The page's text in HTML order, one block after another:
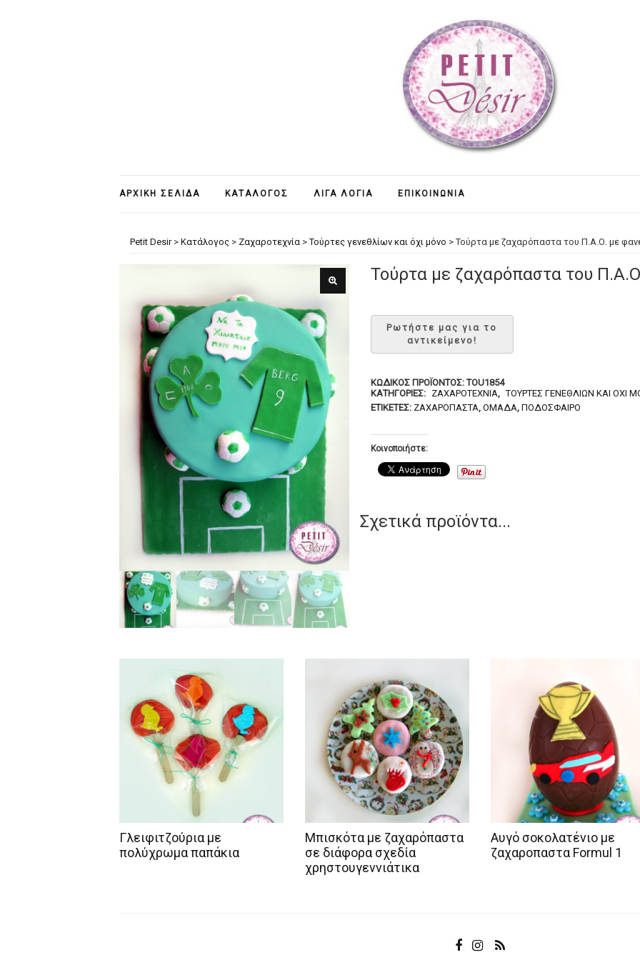
ΑΡΧΙΚΉ ΣΕΛΊΔΑ ΚΑΤΆΛΟΓΟΣ ΛΊΓΑ ΛΌΓΙΑ ΕΠΙΚΟΙΝΩΝΊΑ
Petit Desir> Κατάλογος > Ζαχαροτεχνία >Τούρτες γενεθλίων και όχι μόνο >Τούρτα με ζαχαρόπαστα του Π.Α.Ο. με
Τούρτα με ζαχαρόπαστα του
ΚΩΔΙΚΌΣ ΠΡΟΪΌΝΤΟΣ:TOU1854
ΚΑΤΗΓΟΡΊΕΣ: ΖΑΧΑΡΟΤΕΧΝΊΑ, ΤΟΎΡΤΕΣ ΓΕΝΕΘΛΊΩΝ ΚΑΙ ΌΧΙ
ΕΤΙΚΈΤΕΣ: ΖΑΧΑΡΌΠΑΣΤΑ, ΟΜΆΔΑ, ΠΟΔΌΣΦΑΙΡΟ
Κοινοποιήστε:
Σχετικά προϊόντα...
Γλειφιτζούρια με
πολύχρωμα παπάκια
Μπισκότα με ζαχαρόπαστα
σε διάφορα σχεδία
χρηστουγεννιάτικα
Αυγό σοκολατένιο με
ζαχαροπαστα Formul 1